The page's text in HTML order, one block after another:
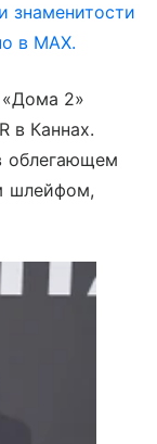
знаменитости
в MAX.
2»
в Каннах.
облегающем
шлейфом,